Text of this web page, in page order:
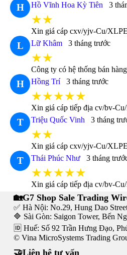
H Hồ Vĩnh Hoa Kỳ Tiên 3
★★
Xin giá cáp cxv/yjv-Cu/
L Lữ Khâm 3 tháng trước
★★
Công ty có hệ thống bán
H Hồng Trí 3 tháng trước
★★★★★
Xin giá cáp tiếp địa cv/bv-
T Triệu Quốc Vinh 3 tháng
★★
Xin giá cáp cxv/yjv-Cu/
T Thái Phúc Như 3 tháng
★★★★★
Xin giá cáp tiếp địa cv/bv-
🏡G7 Shop Sale Trading
✅ Hà Nội: No.29, Hung Dao
🔷 Sài Gòn: Saigon Tower, Bến
🆔 Huế: Số 92 Trần Hưng Đạo,
© Vina MicroSystems Trading
🤝Liên hệ tư vấn